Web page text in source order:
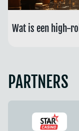
Wat is een high-
PARTNERS